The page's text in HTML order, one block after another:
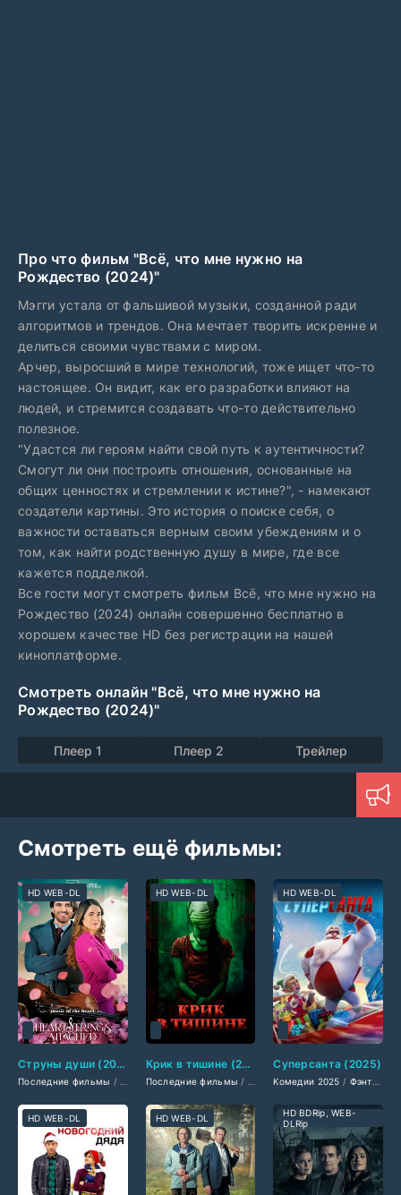
Про что фильм "Всё, что мне нужно на
Рождество (2024)"
Мэгги устала от фальшивой музыки, созданной ради
алгоритмов и трендов. Она мечтает творить искренне и
делиться своими чувствами с миром.
Арчер, выросший в мире технологий, тоже ищет что-то
настоящее. Он видит, как его разработки влияют на
людей, и стремится создавать что-то действительно
полезное.
"Удастся ли героям найти свой путь к аутентичности?
Смогут ли они построить отношения, основанные на
общих ценностях и стремлении к истине?", - намекают
создатели картины. Это история о поиске себя, о
важности оставаться верным своим убеждениям и о
том, как найти родственную душу в мире, где все
кажется подделкой.
Все гости могут смотреть фильм Всё, что мне нужно на
Рождество (2024) онлайн совершенно бесплатно в
хорошем качестве HD без регистрации на нашей
киноплатформе.
Смотреть онлайн "Всё, что мне нужно на
Рождество (2024)"
Плеер 1 Плеер 2 Трейлер
Смотреть ещё фильмы:
Струны души (2025)
Последние фильмы / Американские фильмы/ Фильмы смотреть/Фильмы 2025
HD WEB-DL
Крик в тишине (2025)
Последние фильмы / Фильмы 2025/Драмы 2025
HD WEB-DL
Суперсанта (2025)
Комедии 2025 / Фэнтези 2025
HD WEB-DL
HD WEB-DL HD WEB-DL
HD BDRip, WEB-
DLRip